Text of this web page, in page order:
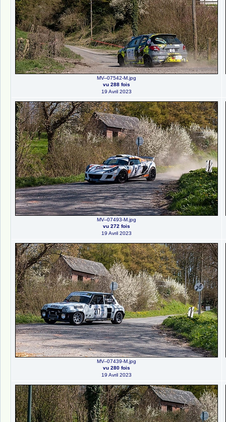
MV--07542-M.jpg
vu 288 fois
19 Avril 2023
MV--07493-M.jpg
vu 272 fois
19 Avril 2023
MV--07439-M.jpg
vu 280 fois
19 Avril 2023